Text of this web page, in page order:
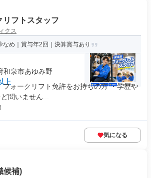
リフトスタッフ
クス
なめ｜賞与年2回｜決算賞与あり
和泉市あゆみ野
上
フォークリフト免許をお持ちの方 ・学歴や
問いません...
気になる
候補)